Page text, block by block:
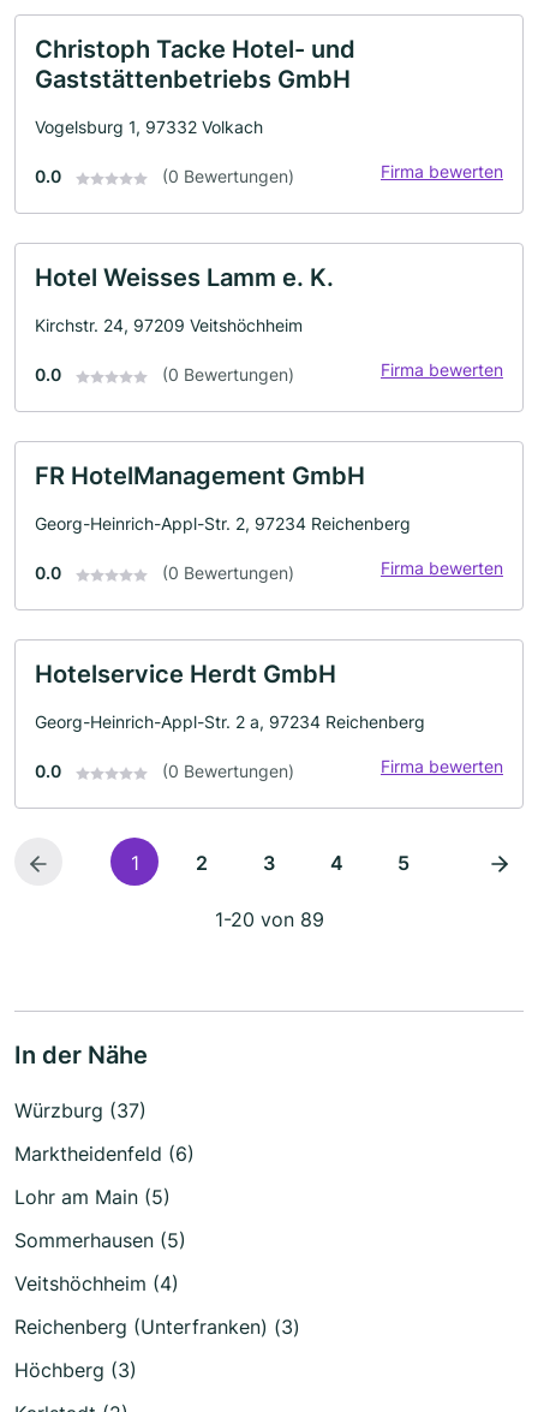
Christoph Tacke Hotel- und
Gaststättenbetriebs GmbH
Vogelsburg 1, 97332 Volkach
0.0 (0 Bewertungen) Firma bewerten
Hotel Weisses Lamm e. K.
Kirchstr. 24, 97209 Veitshöchheim
0.0 (0 Bewertungen) Firma bewerten
FR HotelManagement GmbH
Georg-Heinrich-Appl-Str. 2, 97234 Reichenberg
0.0 (0 Bewertungen) Firma bewerten
Hotelservice Herdt GmbH
Georg-Heinrich-Appl-Str. 2 a, 97234 Reichenberg
0.0 (0 Bewertungen) Firma bewerten
1 2 3 4 5
1-20 von 89
In der Nähe
Würzburg (37)
Marktheidenfeld (6)
Lohr am Main (5)
Sommerhausen (5)
Veitshöchheim (4)
Reichenberg (Unterfranken) (3)
Höchberg (3)